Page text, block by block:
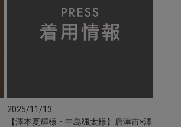
2025/11/13
【澤本夏輝様・中島颯太様】唐津市×澤